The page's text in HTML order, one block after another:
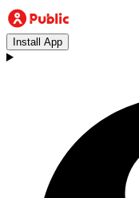
Install App